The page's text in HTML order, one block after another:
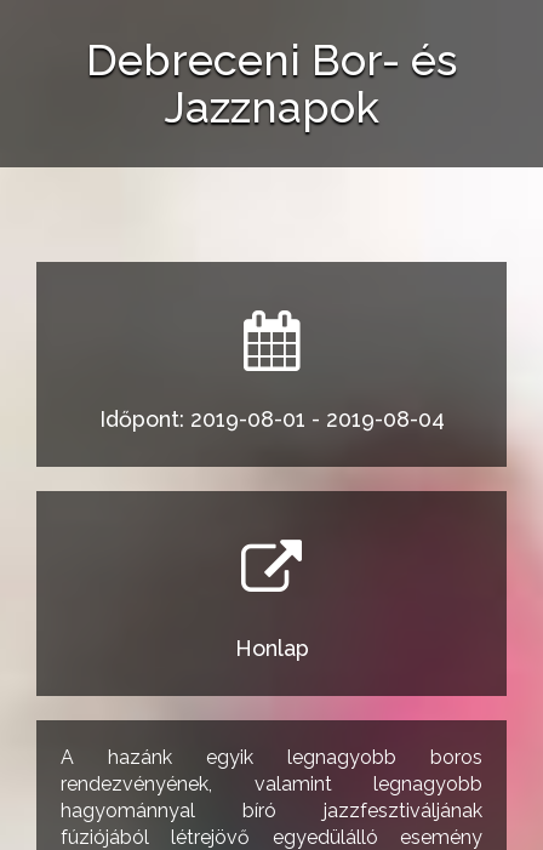
Debreceni Bor- és
Jazznapok
Időpont: 2019-08-01 - 2019-08-04
Honlap
A hazánk egyik legnagyobb boros
rendezvényének, valamint legnagyobb
hagyománnyal bíró jazzfesztiváljának
fúziójából létrejövő egyedülálló esemény